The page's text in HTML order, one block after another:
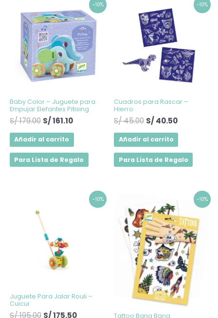
-10%
Baby Color – Juguete para
Empujar Elefantes Pitising
S/179.00
precio
original
era:
S/ 179.00.
S/161.10
precio
actual
es:
S/ 161.10.
Añadir al carrito
Para Lista de Regalo
-10%
Cuadros para Rascar –
Hierro
S/45.00
precio
original
era:
S/ 45.00.
S/40.50
precio
S/ 40.50.
Añadir al carrito
Para Lista de Regalo
-10%
Juguete Para Jalar Rouli –
Cuicui
S/195.00
era:
S/ 195.00.
S/175.50
precio
-10%
Tattoo Bang Bang
precio
original
era:
S/ 27.00.
precio
actual
es:
S/ 24.30.